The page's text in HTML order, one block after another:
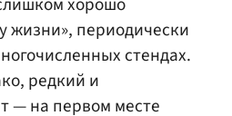
жизни», периодически
стендах.
редкий и
— на первом месте